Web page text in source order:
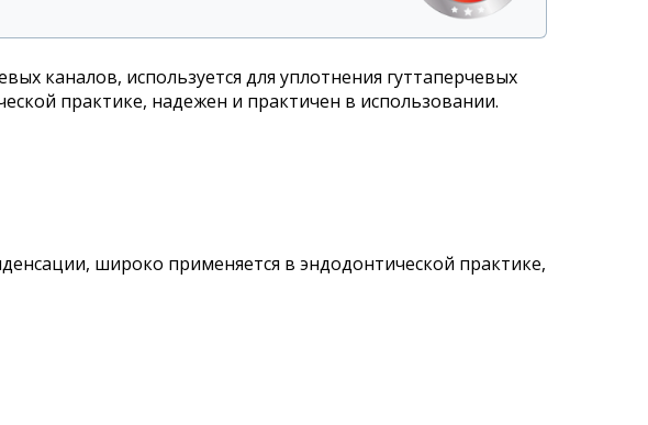
каналов, используется для уплотнения гуттаперчевых
практике, надежен и практичен в использовании.
широко применяется в эндодонтической практике,